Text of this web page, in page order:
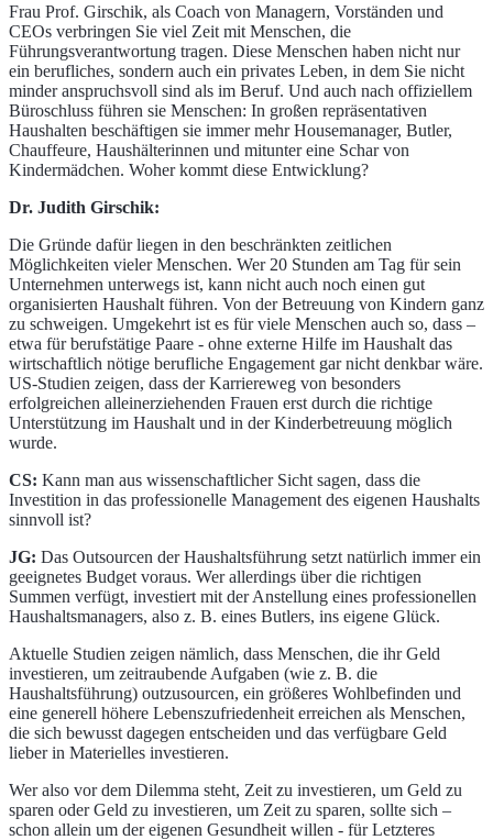
Frau Prof. Girschik, als Coach von Managern, Vorständen und
CEOs verbringen Sie viel Zeit mit Menschen, die
Führungsverantwortung tragen. Diese Menschen haben nicht nur
ein berufliches, sondern auch ein privates Leben, in dem Sie nicht
minder anspruchsvoll sind als im Beruf. Und auch nach offiziellem
Büroschluss führen sie Menschen: In großen repräsentativen
Haushalten beschäftigen sie immer mehr Housemanager, Butler,
Chauffeure, Haushälterinnen und mitunter eine Schar von
Kindermädchen. Woher kommt diese Entwicklung?
Dr. Judith Girschik:
Die Gründe dafür liegen in den beschränkten zeitlichen
Möglichkeiten vieler Menschen. Wer 20 Stunden am Tag für sein
Unternehmen unterwegs ist, kann nicht auch noch einen gut
organisierten Haushalt führen. Von der Betreuung von Kindern ganz
zu schweigen. Umgekehrt ist es für viele Menschen auch so, dass –
etwa für berufstätige Paare - ohne externe Hilfe im Haushalt das
wirtschaftlich nötige berufliche Engagement gar nicht denkbar wäre.
US-Studien zeigen, dass der Karriereweg von besonders
erfolgreichen alleinerziehenden Frauen erst durch die richtige
Unterstützung im Haushalt und in der Kinderbetreuung möglich
wurde.
CS: Kann man aus wissenschaftlicher Sicht sagen, dass die
Investition in das professionelle Management des eigenen Haushalts
sinnvoll ist?
JG: Das Outsourcen der Haushaltsführung setzt natürlich immer ein
geeignetes Budget voraus. Wer allerdings über die richtigen
Summen verfügt, investiert mit der Anstellung eines professionellen
Haushaltsmanagers, also z. B. eines Butlers, ins eigene Glück.
Aktuelle Studien zeigen nämlich, dass Menschen, die ihr Geld
investieren, um zeitraubende Aufgaben (wie z. B. die
Haushaltsführung) outzusourcen, ein größeres Wohlbefinden und
eine generell höhere Lebenszufriedenheit erreichen als Menschen,
die sich bewusst dagegen entscheiden und das verfügbare Geld
lieber in Materielles investieren.
Wer also vor dem Dilemma steht, Zeit zu investieren, um Geld zu
sparen oder Geld zu investieren, um Zeit zu sparen, sollte sich –
schon allein um der eigenen Gesundheit willen - für Letzteres